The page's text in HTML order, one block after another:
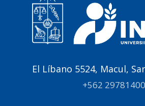
El Líbano 5524, Macul,
+562 29781400